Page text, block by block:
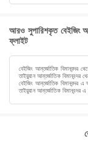
আরও সুপারিশকৃত বেইজিং
ফ্লাইট
বেইজিং আন্তর্জাতিক বিমানবন্দর
তাইয়ুয়ান আন্তর্জাতিক বিমানবন্দর
বেইজিং আন্তর্জাতিক বিমানবন্দর এ
তাইয়ুয়ান আন্তর্জাতিক বিমানবন্দর